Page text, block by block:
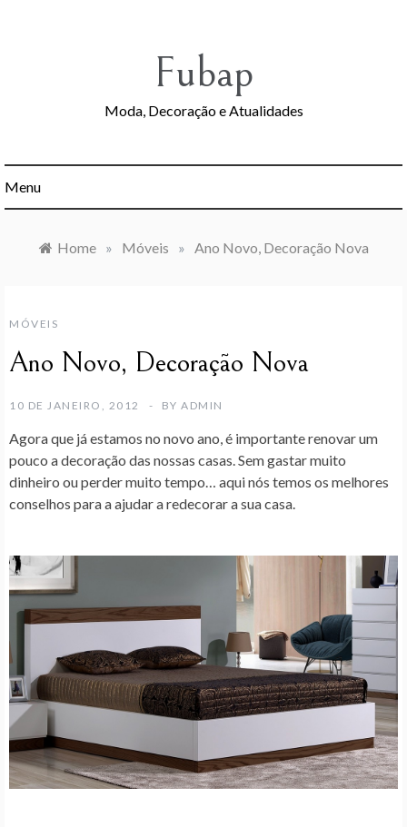
Fubap
Moda, Decoração e Atualidades
Menu
Home » Móveis » Ano Novo, Decoração Nova
MÓVEIS
Ano Novo, Decoração Nova
10 DE JANEIRO, 2012 BY ADMIN
Agora que já estamos no novo ano, é importante renovar um
pouco a decoração das nossas casas. Sem gastar muito
dinheiro ou perder muito tempo… aqui nós temos os melhores
conselhos para a ajudar a redecorar a sua casa.